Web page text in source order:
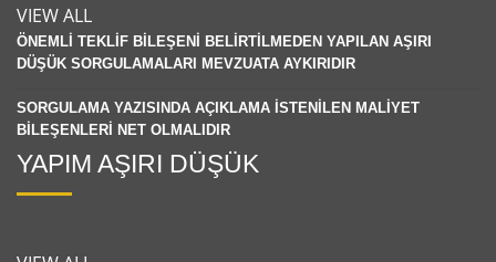
VIEW ALL
ÖNEMLİ TEKLİF BİLEŞENİ BELİRTİLMEDEN YAPILAN AŞIRI
DÜŞÜK SORGULAMALARI MEVZUATA AYKIRIDIR
SORGULAMA YAZISINDA AÇIKLAMA İSTENİLEN MALİYET
BİLEŞENLERİ NET OLMALIDIR
YAPIM AŞIRI DÜŞÜK